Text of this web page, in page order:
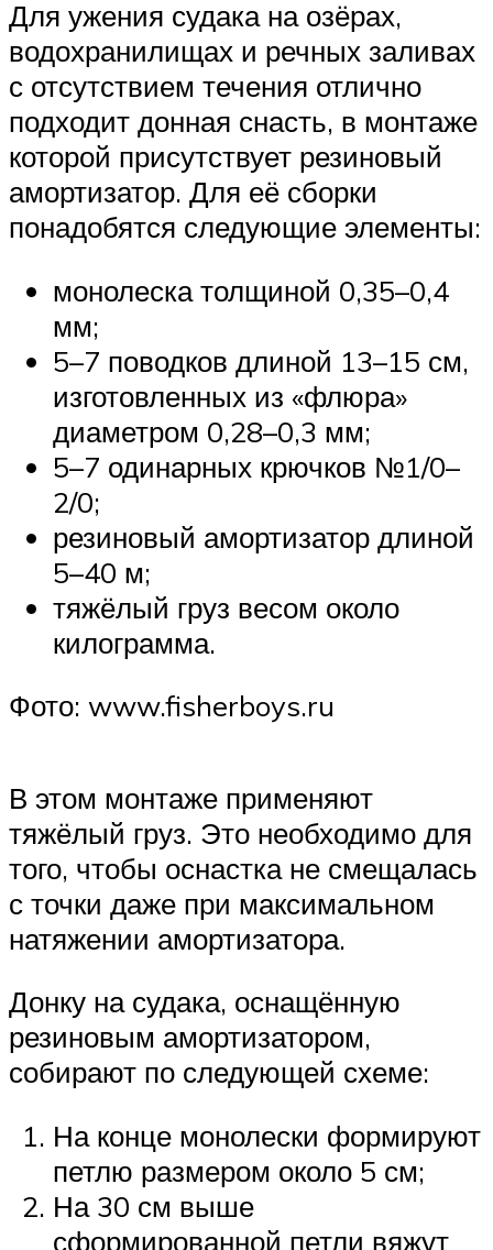
Для ужения судака на озёрах,
водохранилищах и речных заливах
с отсутствием течения отлично
подходит донная снасть, в монтаже
которой присутствует резиновый
амортизатор. Для её сборки
понадобятся следующие элементы:
монолеска толщиной 0,35–0,4
мм;
5–7 поводков длиной 13–15 см,
изготовленных из «флюра»
диаметром 0,28–0,3 мм;
5–7 одинарных крючков №1/0–
2/0;
резиновый амортизатор длиной
5–40 м;
тяжёлый груз весом около
килограмма.
Фото: www.fisherboys.ru
В этом монтаже применяют
тяжёлый груз. Это необходимо для
того, чтобы оснастка не смещалась
с точки даже при максимальном
натяжении амортизатора.
Донку на судака, оснащённую
резиновым амортизатором,
собирают по следующей схеме:
На конце монолески формируют
петлю размером около 5 см;
На 30 см выше
сформированной петли вяжут